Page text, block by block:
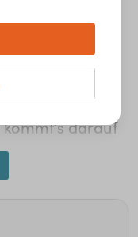
ich mir jeden
geh, mir
meint Philipp
darauf
bleibt, das
genau